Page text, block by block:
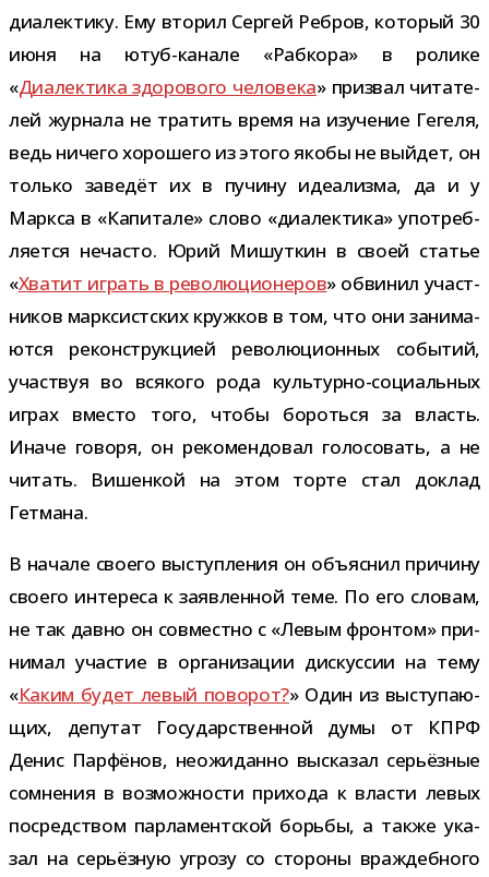
диа­лек­тику. Ему вто­рил Сергей Ребров, кото­рый 30
июня на ютуб-​канале «Рабкора» в ролике
«Диалектика здо­ро­вого чело­века» при­звал чита­те­
лей жур­нала не тра­тить время на изу­че­ние Гегеля,
ведь ничего хоро­шего из этого якобы не вый­дет, он
только заве­дёт их в пучину иде­а­лизма, да и у
Маркса в «Капитале» слово «диа­лек­тика» упо­треб­
ля­ется неча­сто. Юрий Мишуткин в своей ста­тье
«Хватит играть в рево­лю­ци­о­не­ров» обви­нил участ­
ни­ков марк­сист­ских круж­ков в том, что они зани­ма­
ются рекон­струк­цией рево­лю­ци­он­ных собы­тий,
участ­вуя во вся­кого рода культурно-​социальных
играх вме­сто того, чтобы бороться за власть.
Иначе говоря, он реко­мен­до­вал голо­со­вать, а не
читать. Вишенкой на этом торте стал доклад
Гетмана.
В начале сво­его выступ­ле­ния он объ­яс­нил при­чину
сво­его инте­реса к заяв­лен­ной теме. По его сло­вам,
не так давно он сов­местно с «Левым фрон­том» при­
ни­мал уча­стие в орга­ни­за­ции дис­кус­сии на тему
«Каким будет левый пово­рот?» Один из высту­па­ю­
щих, депу­тат Государственной думы от КПРФ
Денис Парфёнов, неожи­данно выска­зал серьёз­ные
сомне­ния в воз­мож­но­сти при­хода к вла­сти левых
посред­ством пар­ла­мент­ской борьбы, а также ука­
зал на серьёз­ную угрозу со сто­роны враж­деб­ного